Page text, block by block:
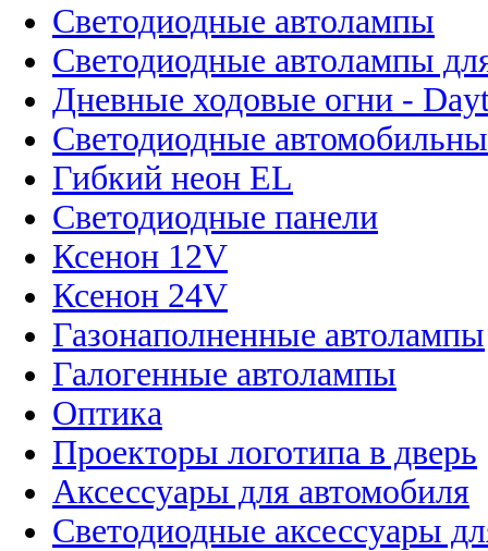
Светодиодные автолампы
Светодиодные автолампы
Дневные ходовые огни -
Светодиодные
Гибкий неон EL
Светодиодные панели
Ксенон 12V
Ксенон 24V
Газонаполненные автолампы
Галогенные автолампы
Оптика
Проекторы логотипа в дверь
Аксессуары для автомобиля
Светодиодные аксессуары